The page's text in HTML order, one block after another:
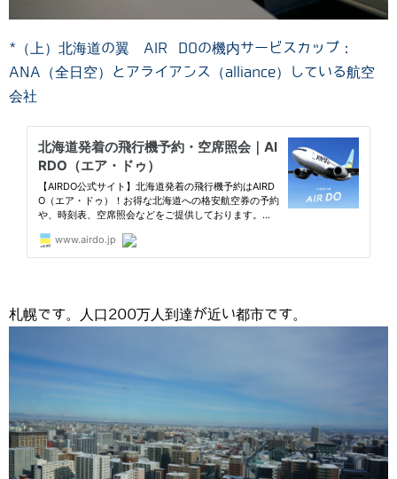
*（上）北海道の翼 AIR DOの機内サービスカップ：
ANA（全日空）とアライアンス（alliance）している航空
会社
札幌です。人口200万人到達が近い都市です。